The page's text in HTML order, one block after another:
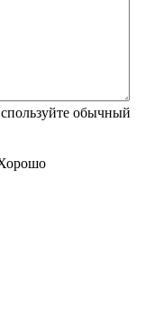
обычный